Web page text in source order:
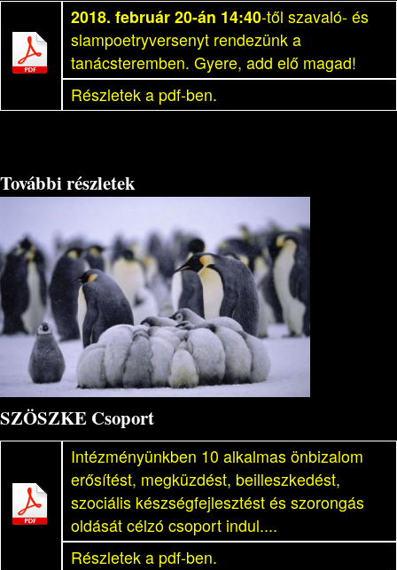
2018. február 20-án 14:40-től szavaló- és
slampoetryversenyt rendezünk a
tanácsteremben. Gyere, add elő magad!
Részletek a pdf-ben.
További részletek
SZÖSZKE Csoport
Intézményünkben 10 alkalmas önbizalom
erősítést, megküzdést, beilleszkedést,
szociális készségfejlesztést és szorongás
oldását célzó csoport indul....
Részletek a pdf-ben.